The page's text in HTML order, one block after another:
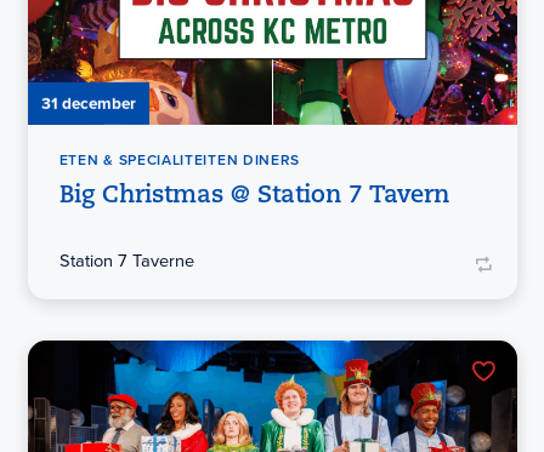
31 december
ETEN & SPECIALITEITEN DINERS
Big Christmas @ Station 7 Tavern
Station 7 Taverne